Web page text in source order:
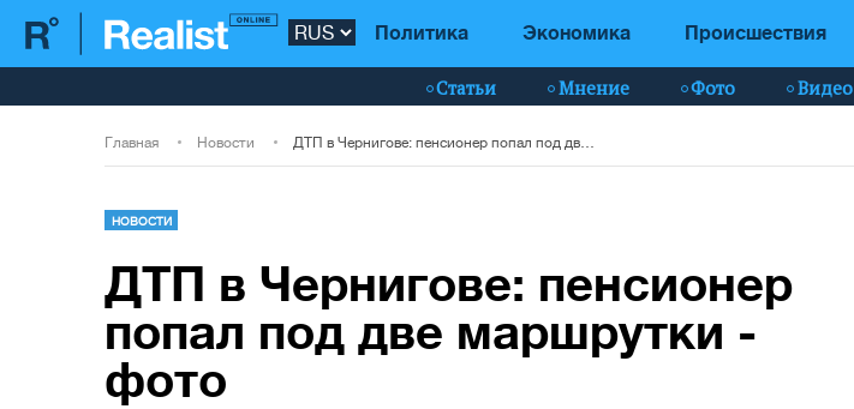
Политика Экономика Происшествия
Статьи Мнение Фото Видео
Главная Новости
НОВОСТИ
ДТП в Чернигове: пенсионер
попал под две маршрутки -
фото